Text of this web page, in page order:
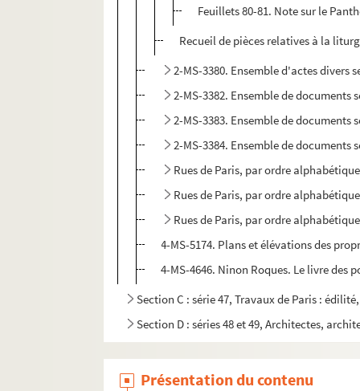
Feuillets 80-81. Note sur le
Recueil de pièces relatives à la
2-MS-3380. Ensemble d'actes divers
2-MS-3382. Ensemble de
2-MS-3383. Ensemble de
2-MS-3384. Ensemble de
Rues de Paris, par ordre
Rues de Paris, par ordre
Rues de Paris, par ordre
4-MS-5174. Plans et élévations des
4-MS-4646. Ninon Roques. Le livre des
Section C : série 47, Travaux de Paris :
Section D : séries 48 et 49, Architectes,
Présentation du contenu